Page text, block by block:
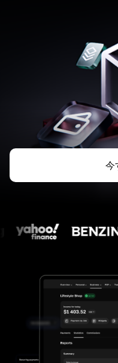
今